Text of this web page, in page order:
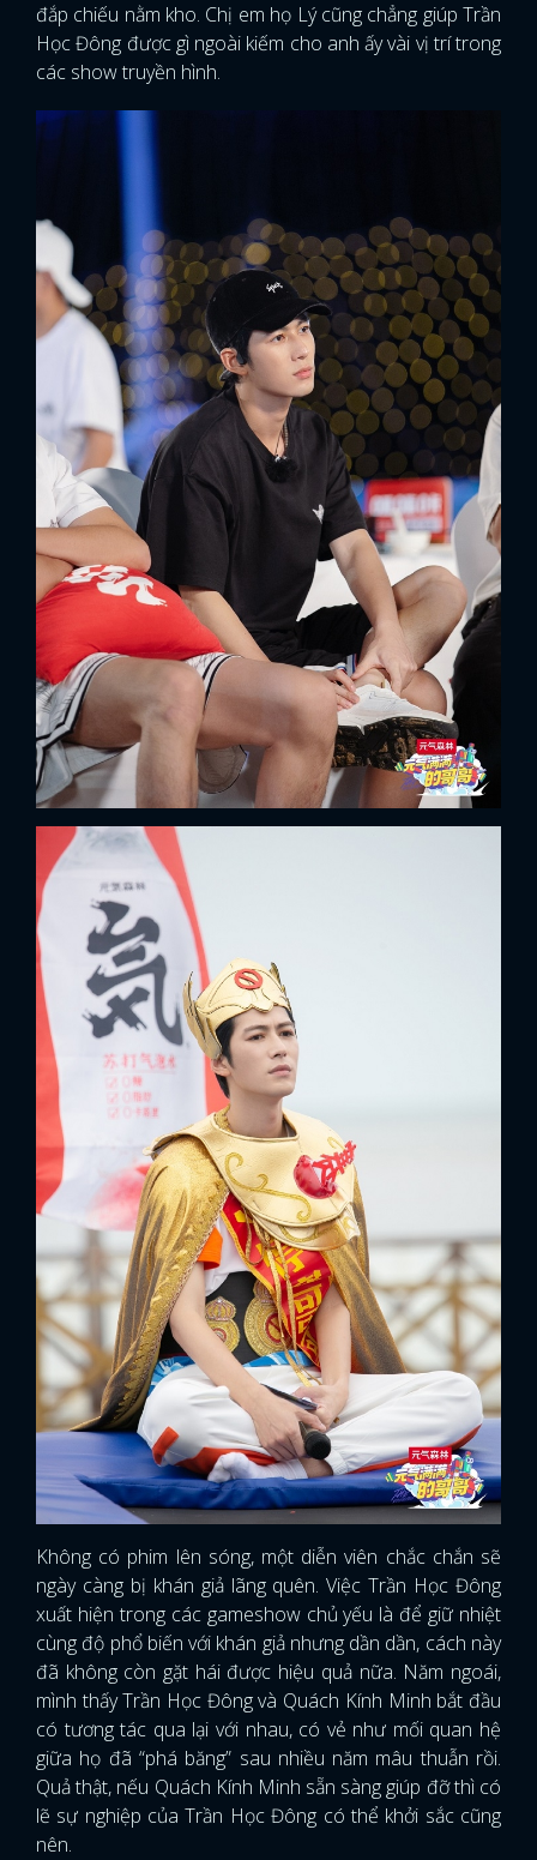
FACEBOOK GOOGLE
đắp chiếu nằm kho. Chị em họ Lý cũng chẳng giúp Trần
Học Đông được gì ngoài kiếm cho anh ấy vài vị trí trong
các show truyền hình.
Không có phim lên sóng, một diễn viên chắc chắn sẽ
ngày càng bị khán giả lãng quên. Việc Trần Học Đông
xuất hiện trong các gameshow chủ yếu là để giữ nhiệt
cùng độ phổ biến với khán giả nhưng dần dần, cách này
đã không còn gặt hái được hiệu quả nữa. Năm ngoái,
mình thấy Trần Học Đông và Quách Kính Minh bắt đầu
có tương tác qua lại với nhau, có vẻ như mối quan hệ
giữa họ đã “phá băng” sau nhiều năm mâu thuẫn rồi.
Quả thật, nếu Quách Kính Minh sẵn sàng giúp đỡ thì có
lẽ sự nghiệp của Trần Học Đông có thể khởi sắc cũng
nên.